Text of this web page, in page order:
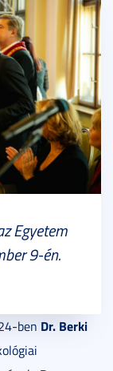
Egyetem
9-én.
ben Dr. Berki